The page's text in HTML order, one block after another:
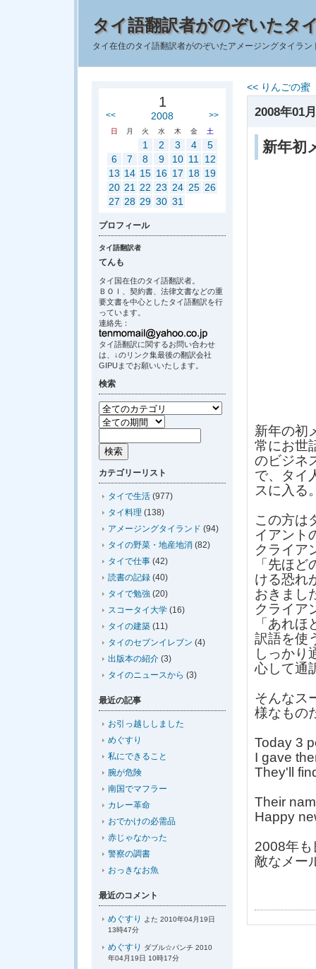
タイ語翻訳者がのぞいたタ
タイ在住のタイ語翻訳者がのぞいたアメージングタイラ
<< りんごの蜜
2008年01
新年初
新年の初
常にお世
のビジネ
で、タイ
スに入る
この方は
イアント
クライア
「先ほ
ける恐れ
おきまし
クライア
「あれ
訳語を使
しっかり
心して通
そんなス
様なもの
Today 3
I gave
They'll
Their
Happy
2008年も
敵なメー
1
<< 2008 >>
日 月 火 水 木 金 土
1 2 3 4
5
6
7 8 9 10 11
12
13 14 15 16 17 18 19
20 21 22 23 24 25 26
27 28 29 30 31
プロフィール
タイ語翻訳者
てんも
タイ国在住のタイ語翻訳者。
ＢＯＩ、契約書、法律文書などの重
要文書を中心としたタイ語翻訳を行
っています。
連絡先：
タイ語翻訳に関するお問い合わせ
は、↓のリンク集最後の翻訳会社
GIPUまでお願いいたします。
検索
カテゴリーリスト
タイで生活 (977)
タイ料理 (138)
アメージングタイランド (94)
タイの野菜・地産地消 (82)
タイで仕事 (42)
読書の記録 (40)
タイで勉強 (20)
スコータイ大学 (16)
タイの建築 (11)
タイのセブンイレブン (4)
出版本の紹介 (3)
タイのニュースから (3)
最近の記事
お引っ越ししました
めぐすり
私にできること
腕が危険
南国でマフラー
カレー革命
おでかけの必需品
赤じゃなかった
警察の調書
おっきなお魚
最近のコメント
めぐすり よた 2010年04月19日
13時47分
めぐすり
ダブル☆パンチ 2010
年04月19日 10時17分